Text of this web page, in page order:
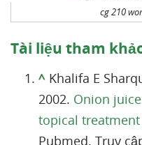
cg 210
Tài liệu tham
^ Khalifa E
2002. Onion
topical
Pubmed. Truy